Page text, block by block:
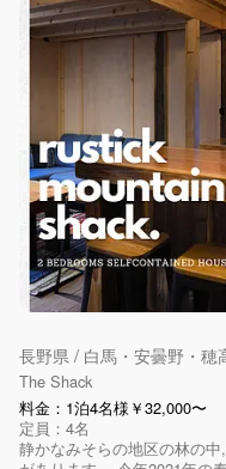
長野県 / 白馬・安曇野・穂
The Shack
料金：1泊4名様￥32,000〜
定員：4名
静かなみそらの地区の林の